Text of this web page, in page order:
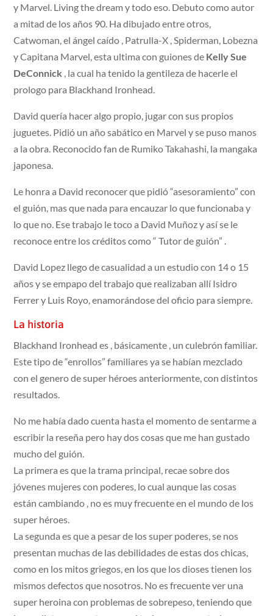
y Marvel. Living the dream y todo eso. Debuto como autor
a mitad de los años 90. Ha dibujado entre otros,
Catwoman, el ángel caído , Patrulla-X , Spiderman, Lobezna
y Capitana Marvel, esta ultima con guiones de Kelly Sue
DeConnick , la cual ha tenido la gentileza de hacerle el
prologo para Blackhand Ironhead.
David quería hacer algo propio, jugar con sus propios
juguetes. Pidió un año sabático en Marvel y se puso manos
a la obra. Reconocido fan de Rumiko Takahashi, la mangaka
japonesa.
Le honra a David reconocer que pidió “asesoramiento” con
el guión, mas que nada para encauzar lo que funcionaba y
lo que no. Ese trabajo le toco a David Muñoz y así se le
reconoce entre los créditos como “ Tutor de guión” .
David Lopez llego de casualidad a un estudio con 14 o 15
años y se empapo del trabajo que realizaban allí Isidro
Ferrer y Luis Royo, enamorándose del oficio para siempre.
La historia
Blackhand Ironhead es , básicamente , un culebrón familiar.
Este tipo de “enrollos” familiares ya se habían mezclado
con el genero de super héroes anteriormente, con distintos
resultados.
No me había dado cuenta hasta el momento de sentarme a
escribir la reseña pero hay dos cosas que me han gustado
mucho del guión.
La primera es que la trama principal, recae sobre dos
jóvenes mujeres con poderes, lo cual aunque las cosas
están cambiando , no es muy frecuente en el mundo de los
super héroes.
La segunda es que a pesar de los super poderes, se nos
presentan muchas de las debilidades de estas dos chicas,
como en los mitos griegos, en los que los dioses tienen los
mismos defectos que nosotros. No es frecuente ver una
super heroina con problemas de sobrepeso, teniendo que